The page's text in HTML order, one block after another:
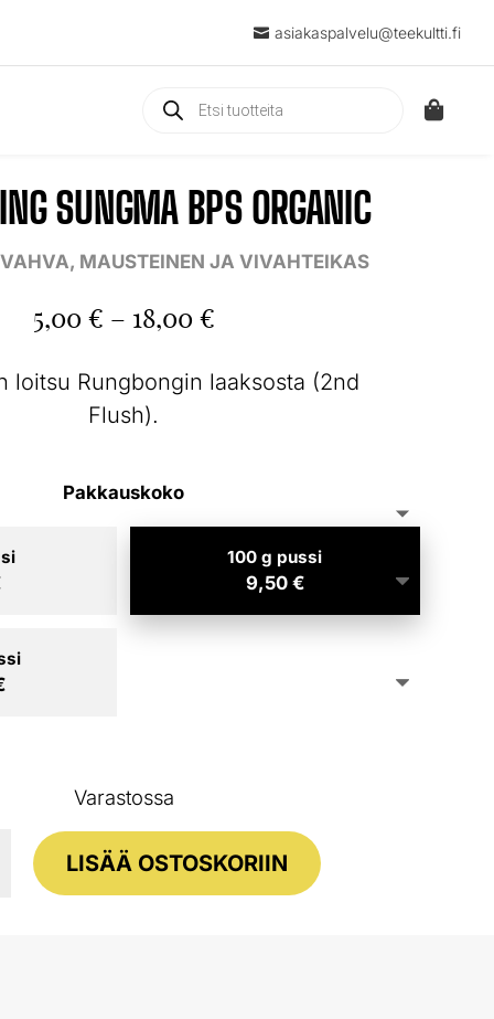
 asiakaspalvelu@teekultti.fi
Products
search

SUNGMA BPS ORGANIC
MAUSTEINEN JA VIVAHTEIKAS
5,00 € – 18,00 €Hintaluokka:
-
loitsu Rungbongin laaksosta (2nd
Flush).
Pakkauskoko
100 g pussi
9,50 €
Varastossa
LISÄÄ OSTOSKORIIN